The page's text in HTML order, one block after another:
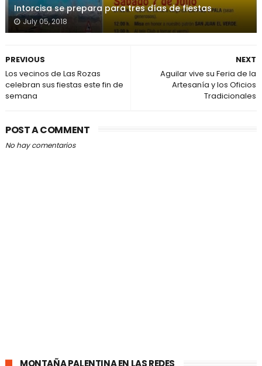
Intorcisa se prepara para tres días de fiestas
July 05, 2018
NEXT
Aguilar vive su Feria de la
Artesanía y los Oficios
Tradicionales
PREVIOUS
Los vecinos de Las Rozas
celebran sus fiestas este fin de
semana
POST A COMMENT
No hay comentarios
MONTAÑA PALENTINA EN LAS REDES